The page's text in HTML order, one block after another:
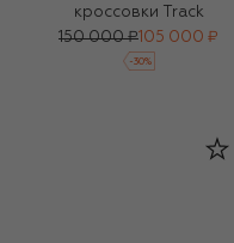
кроссовки Track
150 000 ₽ 105 000 ₽
-30%